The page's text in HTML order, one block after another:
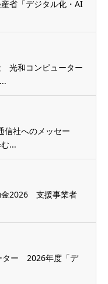
省「デジタル化・AI
光和コンピューター
信社へのメッセー
...
金2026 支援事業者
ター 2026年度「デ